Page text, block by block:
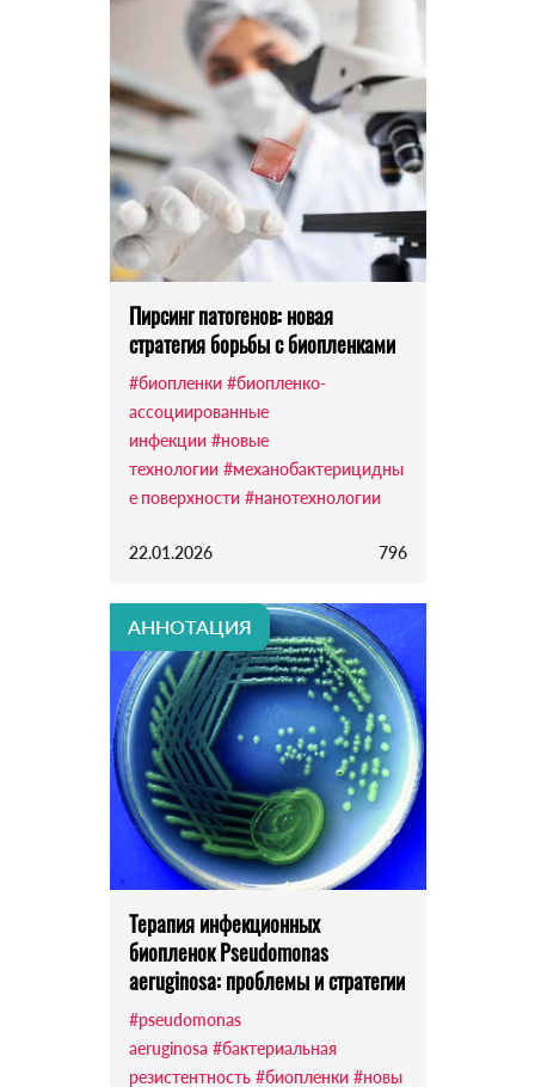
Пирсинг патогенов: новая
стратегия борьбы с биопленками
#биопленки #биопленко-
ассоциированные
инфекции #новые
технологии #механобактерицидны
е поверхности #нанотехнологии
22.01.2026 796
АННОТАЦИЯ
Терапия инфекционных
биопленок Pseudomonas
aeruginosa: проблемы и стратегии
#pseudomonas
aeruginosa #бактериальная
резистентность #биопленки #новы